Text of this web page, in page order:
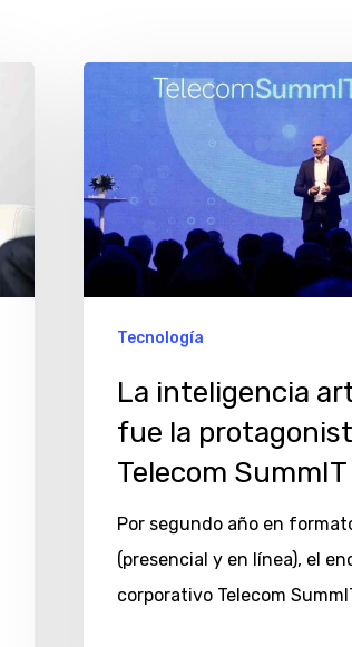
inteligencia
fue
la
protagonista
Telecom
Tecnología
La inteligencia
fue la
Telecom SummIT
Por segundo año en
(presencial y en línea), el
corporativo Telecom